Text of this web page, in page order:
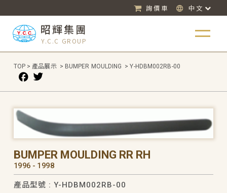
詢價車 中文
昭輝集團
Y.C.C GROUP
TOP > 產品展示 > BUMPER MOULDING > Y-HDBM002RB-00
BUMPER MOULDING RR RH
1996 - 1998
產品型號 : Y-HDBM002RB-00